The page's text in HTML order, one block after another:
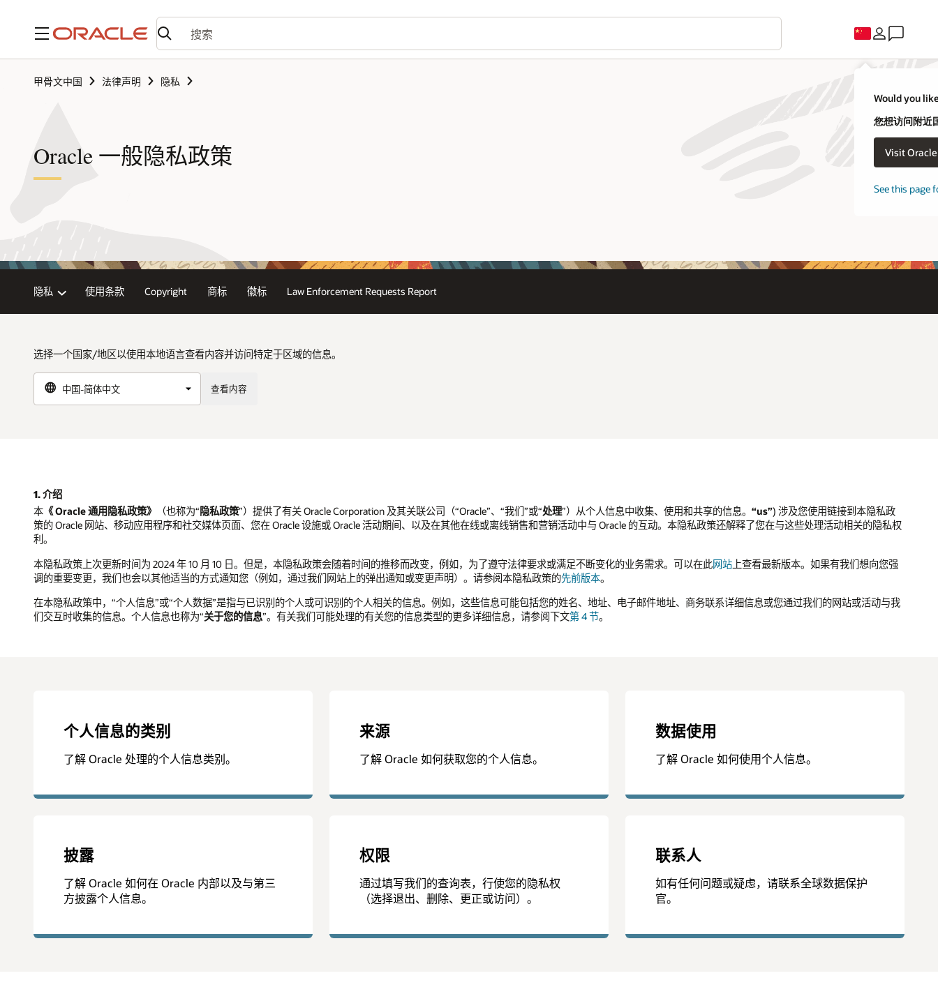
菜单
Would you
您想访问附近
Visit
See this page
甲骨文中国 法律声明 隐私
Oracle 一般隐私政策
隐私 使用条款 Copyright 商标 徽标 Law Enforcement Requests Report
选择一个国家/地区以使用本地语言查看内容并访问特定于区域的信息。
查看内容
1. 介绍
本 《 Oracle 通用隐私政策》 （也称为“隐私政策”）提供了有关 Oracle Corporation 及其关联公司（“Oracle”、“我们”或“处理”）从个人信息中收集、使用和共享的信息。 “us”) 涉及您使用链接到本隐私政
策的 Oracle 网站、移动应用程序和社交媒体页面、您在 Oracle 设施或 Oracle 活动期间、以及在其他在线或离线销售和营销活动中与 Oracle 的互动。本隐私政策还解释了您在与这些处理活动相关的隐私权
利。
本隐私政策上次更新时间为 2024 年 10 月 10 日。但是，本隐私政策会随着时间的推移而改变，例如，为了遵守法律要求或满足不断变化的业务需求。可以在此网站 上查看最新版本。如果有我们想向您强
调的重要变更，我们也会以其他适当的方式通知您（例如，通过我们网站上的弹出通知或变更声明）。请参阅本隐私政策的先前版本。
在本隐私政策中，“个人信息”或“个人数据”是指与已识别的个人或可识别的个人相关的信息。例如，这些信息可能包括您的姓名、地址、电子邮件地址、商务联系详细信息或您通过我们的网站或活动与我
们交互时收集的信息。个人信息也称为“关于您的信息”。有关我们可能处理的有关您的信息类型的更多详细信息，请参阅下文第 4 节。
个人信息的类别
了解 Oracle 处理的个人信息类别。
来源
了解 Oracle 如何获取您的个人信息。
数据使用
了解 Oracle 如何使用个人信息。
披露
了解 Oracle 如何在 Oracle 内部以及与第三
方披露个人信息。
权限
通过填写我们的查询表，行使您的隐私权
（选择退出、删除、更正或访问）。
联系人
如有任何问题或疑虑，请联系全球数据保护
官。